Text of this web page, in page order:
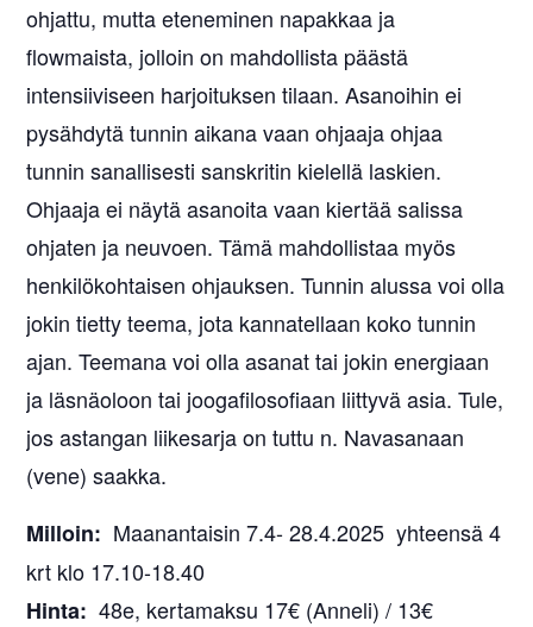
ohjattu, mutta eteneminen napakkaa ja
flowmaista, jolloin on mahdollista päästä
intensiiviseen harjoituksen tilaan. Asanoihin ei
pysähdytä tunnin aikana vaan ohjaaja ohjaa
tunnin sanallisesti sanskritin kielellä laskien.
Ohjaaja ei näytä asanoita vaan kiertää salissa
ohjaten ja neuvoen. Tämä mahdollistaa myös
henkilökohtaisen ohjauksen. Tunnin alussa voi olla
jokin tietty teema, jota kannatellaan koko tunnin
ajan. Teemana voi olla asanat tai jokin energiaan
ja läsnäoloon tai joogafilosofiaan liittyvä asia. Tule,
jos astangan liikesarja on tuttu n. Navasanaan
(vene) saakka.
Milloin: Maanantaisin 7.4- 28.4.2025 yhteensä 4
krt klo 17.10-18.40
Hinta: 48e, kertamaksu 17€ (Anneli) / 13€